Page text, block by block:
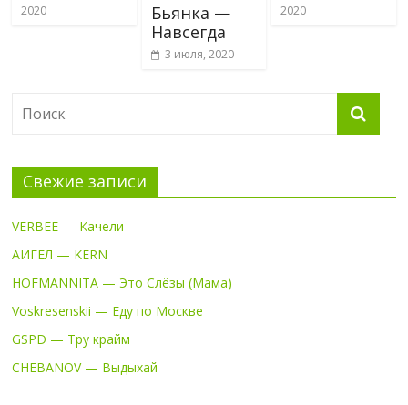
2020
Бьянка —
Навсегда
3 июля, 2020
2020
Свежие записи
VERBEE — Качели
АИГЕЛ — KERN
HOFMANNITA — Это Слёзы (Мама)
Voskresenskii — Еду по Москве
GSPD — Тру крайм
CHEBANOV — Выдыхай